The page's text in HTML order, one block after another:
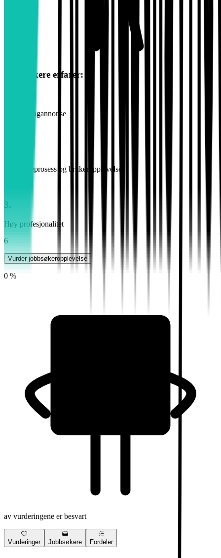
Jobbsøkere erfarer:
God stillingannonse
God søkeprosess og brukeropplevelse
3.
Høy profesjonalitet
6
Vurder jobbsøkeropplevelse
0 %
av vurderingene er besvart
Vurderinger Jobbsøkere Fordeler